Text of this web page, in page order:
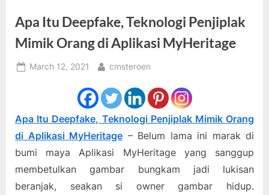
Apa Itu Deepfake, Teknologi Penjiplak
Mimik Orang di Aplikasi MyHeritage
Posted
March 12, 2021 By
cmsteroen
Apa Itu Deepfake, Teknologi Penjiplak Mimik Orang
di Aplikasi MyHeritage – Belum lama ini marak di
bumi maya Aplikasi MyHeritage yang sanggup
membetulkan gambar bungkam jadi lukisan
beranjak, seakan si owner gambar hidup.